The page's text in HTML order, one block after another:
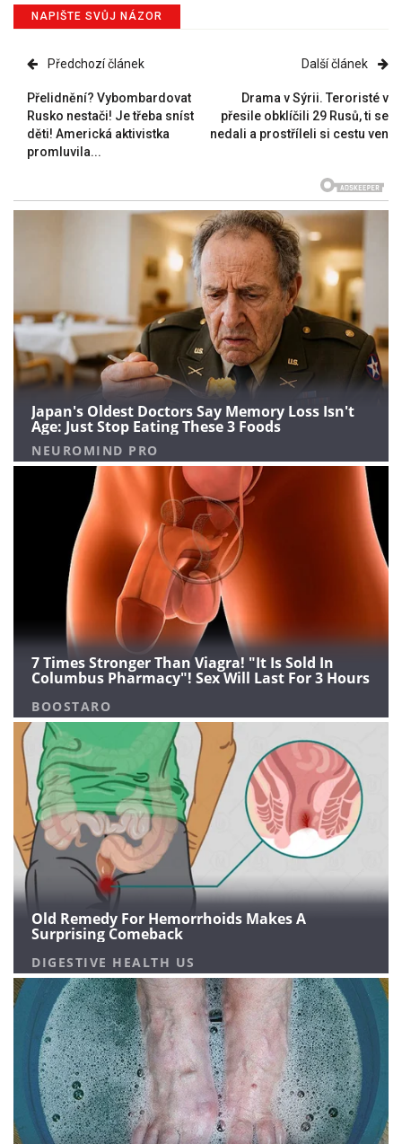
NAPIŠTE SVŮJ NÁZOR
Předchozí článek
Přelidnění? Vybombardovat
Rusko nestači! Je třeba sníst
děti! Americká aktivistka
promluvila...
Další článek
Drama v Sýrii. Teroristé v
přesile obklíčili 29 Rusů, ti se
nedali a prostříleli si cestu ven